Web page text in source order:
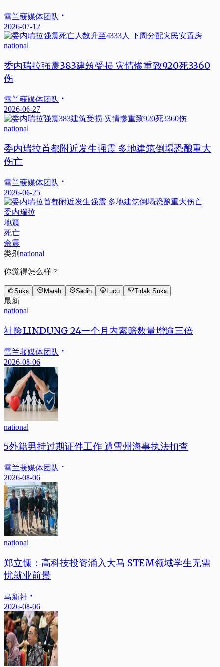
雪兰莪媒体团队
2026-07-12
national
委内瑞拉强震383建筑受损 灾情惨重致920死3360
伤
雪兰莪媒体团队
2026-06-27
national
委内瑞拉首都附近发生强震 多地建筑倒塌恐酿重大
伤亡
雪兰莪媒体团队
2026-06-25
委内瑞拉
地震
死亡
余震
类别 national
你觉得怎么样？
Suka Marah Sedih Lucu Tidak Suka
最新
national
社险LINDUNG 24一个月内索赔数量增逾三倍
雪兰莪媒体团队
2026-08-06
national
5外籍男持过期证件工作 遭雪州海事执法扣查
雪兰莪媒体团队
2026-08-06
national
郑立慷：高科技投资涌入大马 STEM领域学生无需
忧就业前景
马新社
2026-08-06